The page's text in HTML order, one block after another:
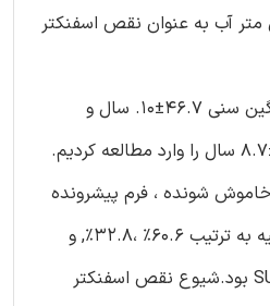
کمتر از 30 سانتی متر آب به عنوان نقص اسفنکتر
نتایج: ما 363 زن با میانگین سنی 46.7±10. سال و
میانگین دوره بیماری12.9±8.7 سال را وارد مطالعه کردیم.
شونده ، فرم پیشرونده
ثانویه، و فرم پیشرونده اولیه به ترتیب 60.6% ،32.8%, و
6.6% بود. شیوع SUI، 31.4% بود.شیوع نقص اسفنکتر